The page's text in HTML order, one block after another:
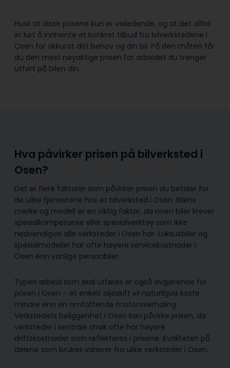
Husk at disse prisene kun er veiledende, og at det alltid
er lurt å innhente et konkret tilbud fra bilverkstedene i
Osen for akkurat ditt behov og din bil. På den måten får
du den mest nøyaktige prisen for arbeidet du trenger
utført på bilen din.
Hva påvirker prisen på bilverksted i
Osen?
Det er flere faktorer som påvirker prisen du betaler for
de ulike tjenestene hos et bilverksted i Osen. Bilens
merke og modell er en viktig faktor, da noen biler krever
spesialkompetanse eller spesialverktøy som ikke
nødvendigvis alle verksteder i Osen har. Luksusbiler og
spesialmodeller har ofte høyere servicekostnader i
Osen enn vanlige personbiler.
Typen arbeid som skal utføres er også avgjørende for
prisen i Osen – et enkelt oljeskift vil naturligvis koste
mindre enn en omfattende motoroverhaling.
Verkstedets beliggenhet i Osen kan påvirke prisen, da
verksteder i sentrale strøk ofte har høyere
driftskostnader som reflekteres i prisene. Kvaliteten på
delene som brukes varierer fra ulike verksteder i Osen.